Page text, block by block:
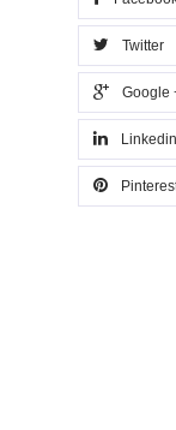
Twitter
Google
Linkedin